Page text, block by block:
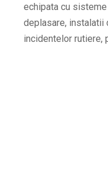
echipata cu
deplasare, instalatii
incidentelor rutiere,